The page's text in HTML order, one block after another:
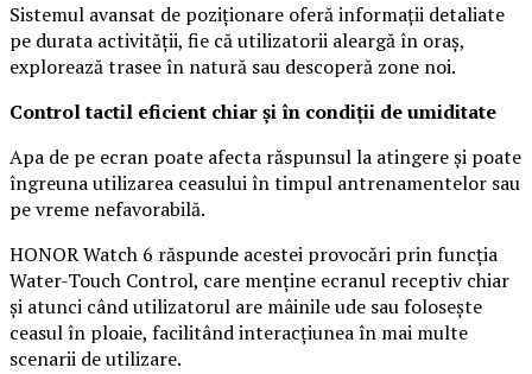
Sistemul avansat de poziționare oferă informații detaliate
pe durata activității, fie că utilizatorii aleargă în oraș,
explorează trasee în natură sau descoperă zone noi.
Control tactil eficient chiar și în condiții de umiditate
Apa de pe ecran poate afecta răspunsul la atingere și poate
îngreuna utilizarea ceasului în timpul antrenamentelor sau
pe vreme nefavorabilă.
HONOR Watch 6 răspunde acestei provocări prin funcția
Water-Touch Control, care menține ecranul receptiv chiar
și atunci când utilizatorul are mâinile ude sau folosește
ceasul în ploaie, facilitând interacțiunea în mai multe
scenarii de utilizare.